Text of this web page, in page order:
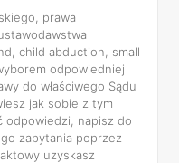
prawa
child abduction, small
odpowiedniej
do właściwego Sądu
jak sobie z tym
odpowiedzi, napisz do
zapytania poprzez
uzyskasz